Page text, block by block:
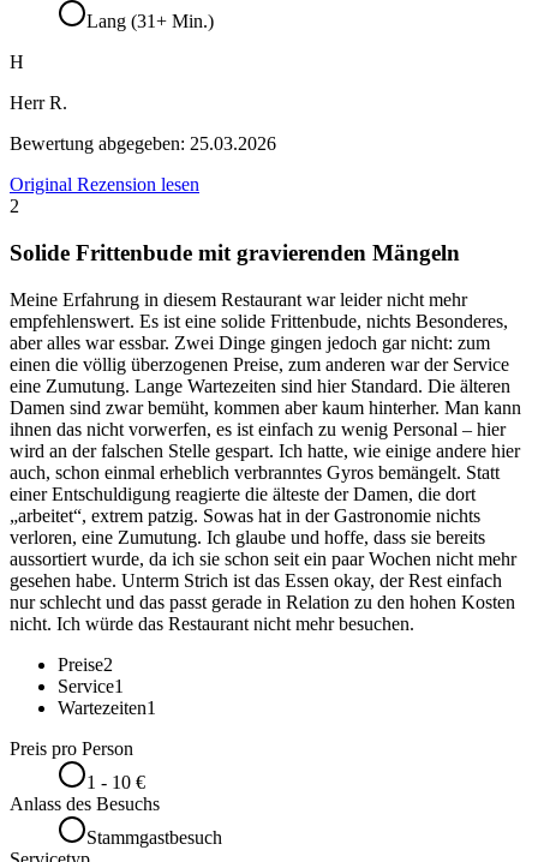
Lang (31+ Min.)
H
Herr R.
Bewertung abgegeben: 25.03.2026
Original Rezension lesen
2
Solide Frittenbude mit gravierenden Mängeln
Meine Erfahrung in diesem Restaurant war leider nicht mehr
empfehlenswert. Es ist eine solide Frittenbude, nichts Besonderes,
aber alles war essbar. Zwei Dinge gingen jedoch gar nicht: zum
einen die völlig überzogenen Preise, zum anderen war der Service
eine Zumutung. Lange Wartezeiten sind hier Standard. Die älteren
Damen sind zwar bemüht, kommen aber kaum hinterher. Man kann
ihnen das nicht vorwerfen, es ist einfach zu wenig Personal – hier
wird an der falschen Stelle gespart. Ich hatte, wie einige andere hier
auch, schon einmal erheblich verbranntes Gyros bemängelt. Statt
einer Entschuldigung reagierte die älteste der Damen, die dort
„arbeitet“, extrem patzig. Sowas hat in der Gastronomie nichts
verloren, eine Zumutung. Ich glaube und hoffe, dass sie bereits
aussortiert wurde, da ich sie schon seit ein paar Wochen nicht mehr
gesehen habe. Unterm Strich ist das Essen okay, der Rest einfach
nur schlecht und das passt gerade in Relation zu den hohen Kosten
nicht. Ich würde das Restaurant nicht mehr besuchen.
Preise2
Service1
Wartezeiten1
Preis pro Person
1 - 10 €
Anlass des Besuchs
Stammgastbesuch